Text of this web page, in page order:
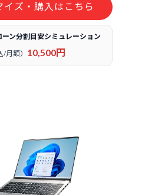
イズ・購入はこちら
ーン分割目安シミュレーション
月額） 10,500円